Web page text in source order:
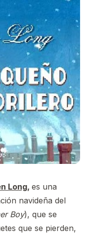
Long, es una
navideña del
Boy), que se
que se pierden,